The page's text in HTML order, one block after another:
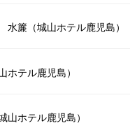
簾（城山ホテル鹿児島）
テル鹿児島）
ホテル鹿児島）